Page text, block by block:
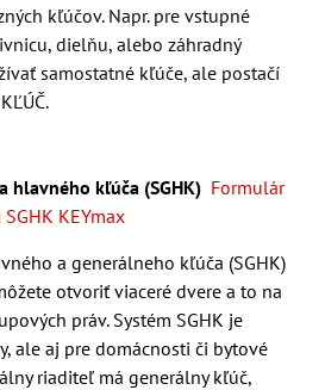
kľúčov. Napr. pre vstupné
dielňu, alebo záhradný
samostatné kľúče, ale postačí
hlavného kľúča (SGHK) Formulár
KEYmax
a generálneho kľúča (SGHK)
otvoriť viaceré dvere a to na
práv. Systém SGHK je
ale aj pre domácnosti či bytové
riaditeľ má generálny kľúč,